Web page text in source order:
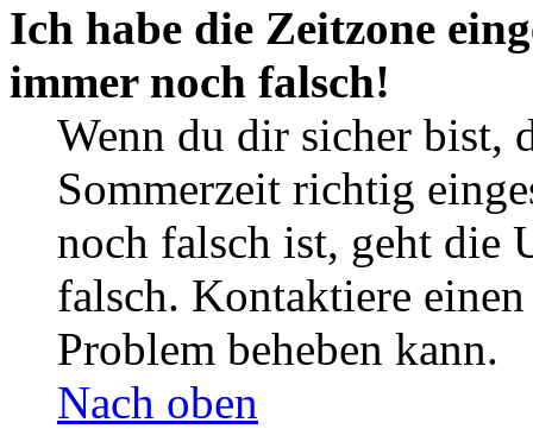
Ich habe die Zeitzone
immer noch falsch!
Wenn du dir sicher bist,
Sommerzeit richtig
noch falsch ist, geht die
falsch. Kontaktiere
Problem beheben kann.
Nach oben